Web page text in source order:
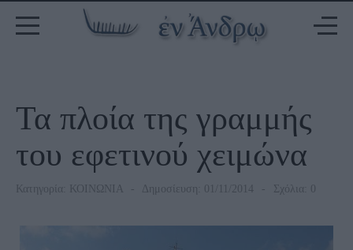
Τα πλοία της γραμμής
του εφετινού χειμώνα
Κατηγορία: ΚΟΙΝΩΝΙΑ Δημοσίευση: 01/11/2014 Σχόλια: 0